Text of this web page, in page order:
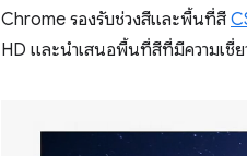
Chrome รองรับช่วงสีและพื้นที่สี
HD และนำเสนอพื้นที่สีที่มีความเชี่